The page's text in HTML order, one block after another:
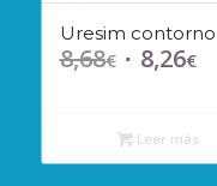
Uresim contorno
8,68€ El
era:
8,68€.
8,26€El
es:
Leer más